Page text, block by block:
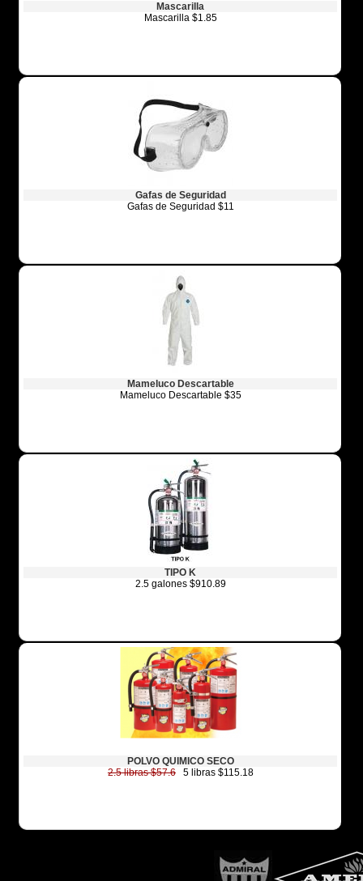
Mascarilla
Mascarilla $1.85
Gafas de Seguridad
Gafas de Seguridad $11
Mameluco Descartable
Mameluco Descartable $35
TIPO K
2.5 galones $910.89
POLVO QUIMICO SECO
2.5 libras $57.65 libras $115.18